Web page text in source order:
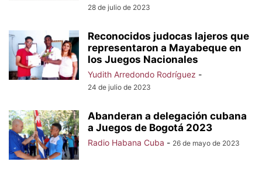
28 de julio de 2023
Reconocidos judocas lajeros que
representaron a Mayabeque en
los Juegos Nacionales
Yudith Arredondo Rodríguez -
24 de julio de 2023
Abanderan a delegación cubana
a Juegos de Bogotá 2023
Radio Habana Cuba - 26 de mayo de 2023